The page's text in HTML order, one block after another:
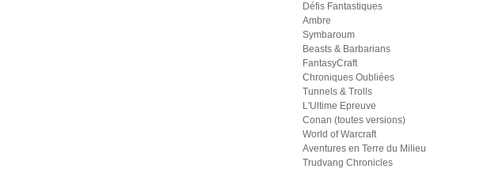
Défis Fantastiques
Ambre
Symbaroum
Beasts & Barbarians
FantasyCraft
Chroniques Oubliées
Tunnels & Trolls
L'Ultime Epreuve
Conan (toutes versions)
World of Warcraft
Aventures en Terre du Milieu
Trudvang Chronicles